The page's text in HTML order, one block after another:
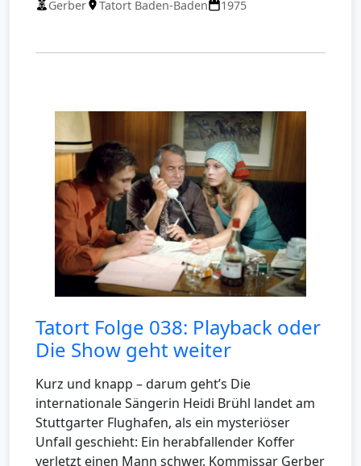
Gerber Tatort Baden-Baden 1975
Tatort Folge 038: Playback oder
Die Show geht weiter
Kurz und knapp – darum geht’s Die
internationale Sängerin Heidi Brühl landet am
Stuttgarter Flughafen, als ein mysteriöser
Unfall geschieht: Ein herabfallender Koffer
verletzt einen Mann schwer. Kommissar Gerber